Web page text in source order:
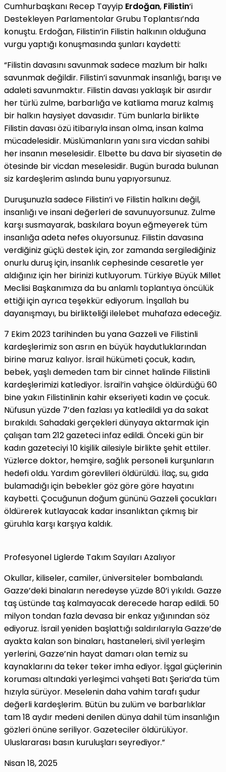
Cumhurbaşkanı Recep Tayyip Erdoğan, Filistin‘i
Destekleyen Parlamentolar Grubu Toplantısı’nda
konuştu. Erdoğan, Filistin’in Filistin halkının olduğuna
vurgu yaptığı konuşmasında şunları kaydetti:
“Filistin davasını savunmak sadece mazlum bir halkı
savunmak değildir. Filistin’i savunmak insanlığı, barışı ve
adaleti savunmaktır. Filistin davası yaklaşık bir asırdır
her türlü zulme, barbarlığa ve katliama maruz kalmış
bir halkın haysiyet davasıdır. Tüm bunlarla birlikte
Filistin davası özü itibarıyla insan olma, insan kalma
mücadelesidir. Müslümanların yanı sıra vicdan sahibi
her insanın meselesidir. Elbette bu dava bir siyasetin de
ötesinde bir vicdan meselesidir. Bugün burada bulunan
siz kardeşlerim aslında bunu yapıyorsunuz.
Duruşunuzla sadece Filistin’i ve Filistin halkını değil,
insanlığı ve insani değerleri de savunuyorsunuz. Zulme
karşı susmayarak, baskılara boyun eğmeyerek tüm
insanlığa adeta nefes oluyorsunuz. Filistin davasına
verdiğiniz güçlü destek için, zor zamanda sergilediğiniz
onurlu duruş için, insanlık cephesinde cesaretle yer
aldığınız için her birinizi kutluyorum. Türkiye Büyük Millet
Meclisi Başkanımıza da bu anlamlı toplantıya öncülük
ettiği için ayrıca teşekkür ediyorum. İnşallah bu
dayanışmayı, bu birlikteliği ilelebet muhafaza edeceğiz.
7 Ekim 2023 tarihinden bu yana Gazzeli ve Filistinli
kardeşlerimiz son asrın en büyük haydutluklarından
birine maruz kalıyor. İsrail hükümeti çocuk, kadın,
bebek, yaşlı demeden tam bir cinnet halinde Filistinli
kardeşlerimizi katlediyor. İsrail’in vahşice öldürdüğü 60
bine yakın Filistinlinin kahir ekseriyeti kadın ve çocuk.
Nüfusun yüzde 7’den fazlası ya katledildi ya da sakat
bırakıldı. Sahadaki gerçekleri dünyaya aktarmak için
çalışan tam 212 gazeteci infaz edildi. Önceki gün bir
kadın gazeteciyi 10 kişilik ailesiyle birlikte şehit ettiler.
Yüzlerce doktor, hemşire, sağlık personeli kurşunların
hedefi oldu. Yardım görevlileri öldürüldü. İlaç, su, gıda
bulamadığı için bebekler göz göre göre hayatını
kaybetti. Çocuğunun doğum gününü Gazzeli çocukları
öldürerek kutlayacak kadar insanlıktan çıkmış bir
güruhla karşı karşıya kaldık.
Profesyonel Liglerde Takım Sayıları Azalıyor
Okullar, kiliseler, camiler, üniversiteler bombalandı.
Gazze’deki binaların neredeyse yüzde 80’i yıkıldı. Gazze
taş üstünde taş kalmayacak derecede harap edildi. 50
milyon tondan fazla devasa bir enkaz yığınından söz
ediyoruz. İsrail yeniden başlattığı saldırılarıyla Gazze’de
ayakta kalan son binaları, hastaneleri, sivil yerleşim
yerlerini, Gazze’nin hayat damarı olan temiz su
kaynaklarını da teker teker imha ediyor. İşgal güçlerinin
koruması altındaki yerleşimci vahşeti Batı Şeria’da tüm
hızıyla sürüyor. Meselenin daha vahim tarafı şudur
değerli kardeşlerim. Bütün bu zulüm ve barbarlıklar
tam 18 aydır medeni denilen dünya dahil tüm insanlığın
gözleri önüne seriliyor. Gazeteciler öldürülüyor.
Uluslararası basın kuruluşları seyrediyor.”
Nisan 18, 2025